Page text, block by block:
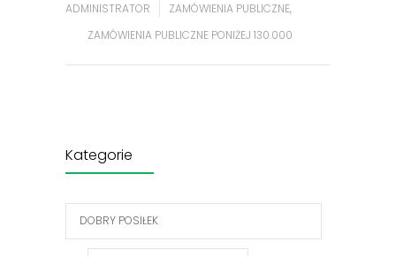
ADMINISTRATOR ZAMÓWIENIA PUBLICZNE,
ZAMÓWIENIA PUBLICZNE PONIŻEJ 130.000
Kategorie
DOBRY POSIŁEK